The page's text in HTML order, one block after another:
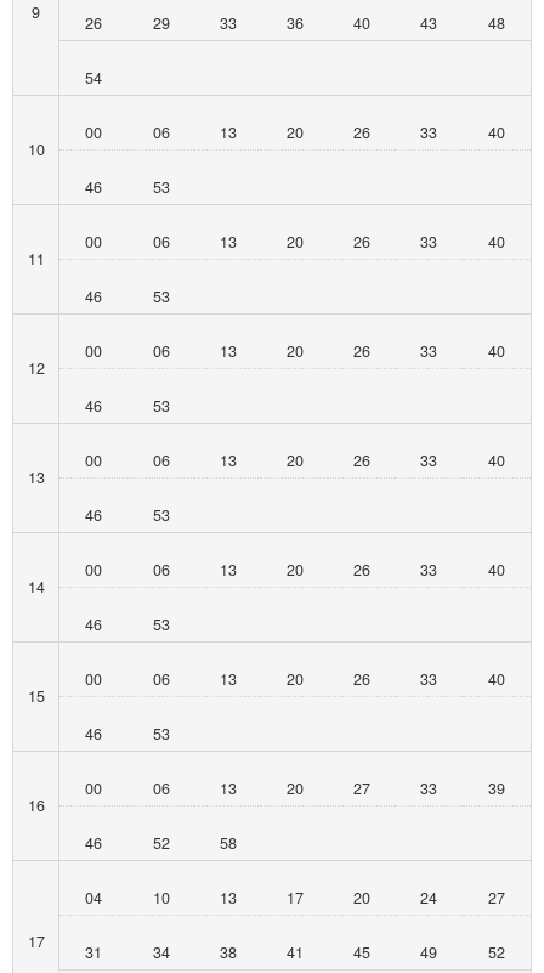
9 26 29 33 36 40 43 48
54
10
00 06 13 20 26 33 40
46 53
11
00 06 13 20 26 33 40
46 53
12
00 06 13 20 26 33 40
46 53
13
00 06 13 20 26 33 40
46 53
14
00 06 13 20 26 33 40
46 53
15
00 06 13 20 26 33 40
46 53
16
00 06 13 20 27 33 39
46 52 58
17
04 10 13 17 20 24 27
31 34 38 41 45 49 52